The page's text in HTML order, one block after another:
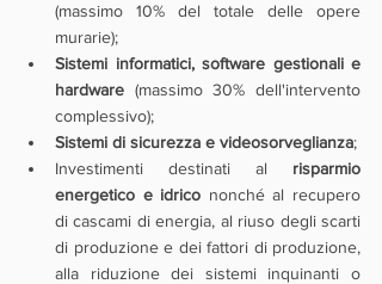
(massimo 10% del totale delle opere
murarie);
Sistemi informatici, software gestionali e
hardware (massimo 30% dell'intervento
complessivo);
Sistemi di sicurezza e videosorveglianza;
Investimenti destinati al risparmio
energetico e idrico nonché al recupero
di cascami di energia, al riuso degli scarti
di produzione e dei fattori di produzione,
alla riduzione dei sistemi inquinanti o